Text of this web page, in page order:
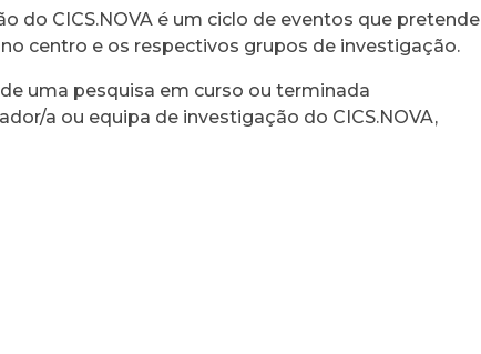
do CICS.NOVA é um ciclo de eventos que pretende
centro e os respectivos grupos de investigação.
uma pesquisa em curso ou terminada
a ou equipa de investigação do CICS.NOVA,